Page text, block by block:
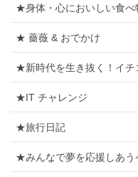
★身体・心においしい食べ
★ 薔薇 & おでかけ
★新時代を生き抜く！イ
★IT チャレンジ
★旅行日記
★みんなで夢を応援しあう